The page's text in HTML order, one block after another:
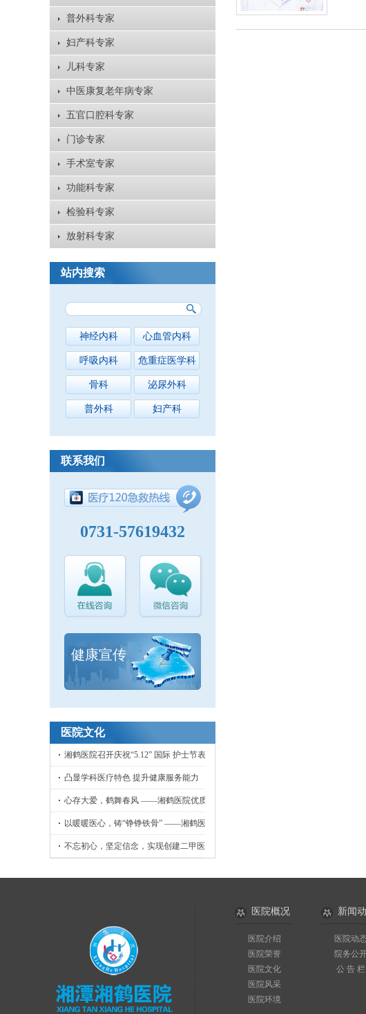
普外科专家
妇产科专家
儿科专家
中医康复老年病专家
五官口腔科专家
门诊专家
手术室专家
功能科专家
检验科专家
放射科专家
站内搜索
神经内科 心血管内科
呼吸内科 危重症医学科
骨科 泌尿外科
普外科 妇产科
联系我们
0731-57619432
健康宣传
医院文化
湘鹤医院召开庆祝“5.12” 国际 护士节表彰大会
凸显学科医疗特色 提升健康服务能力
心存大爱，鹤舞春风 ——湘鹤医院优质护理工作侧记
以暖暖医心，铸“铮铮铁骨” ——湘鹤医院骨外科小记
不忘初心，坚定信念，实现创建二甲医院目标
医院概况
医院介绍
医院荣誉
医院文化
医院风采
医院环境
新闻
医院动态
院务公
公 告 栏